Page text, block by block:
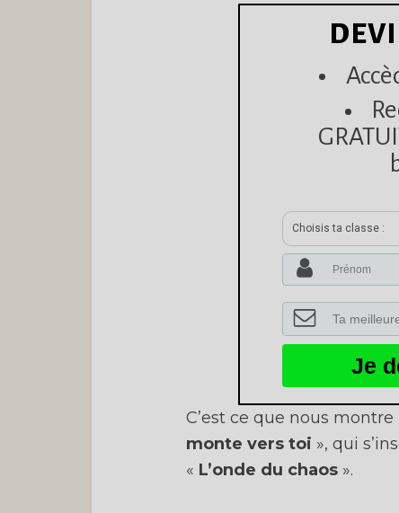
Choisis ta classe :
Je
C’est ce que nous
monte vers toi », qui
« L’onde du chaos ».